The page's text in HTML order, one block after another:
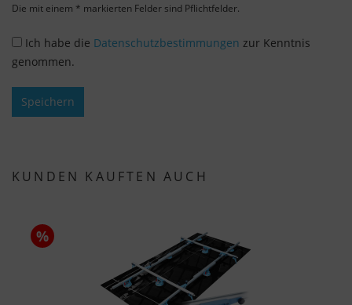
Die mit einem * markierten Felder sind Pflichtfelder.
Ich habe die Datenschutzbestimmungen zur Kenntnis
genommen.
Speichern
KUNDEN KAUFTEN AUCH
%
im Fußbereich der Seite finden. Ergänzende
Wir nutzen Google Analytics, um eine
kontinuierliche Analyse und statistische
übermittelt und die besuchten Seiten, die
zur Profilbildung und zur Verknüpfung mit
anderen Nutzungsdaten verwendet werden.
Indem Sie das mit den Google-Diensten